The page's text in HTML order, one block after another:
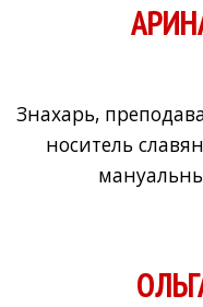
Знахарь,
носитель